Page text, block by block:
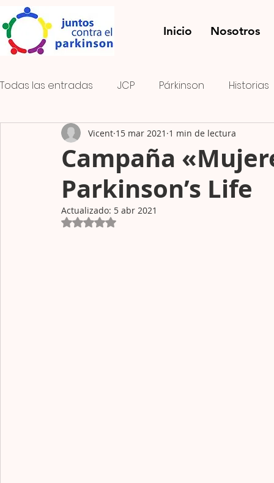
Inicio Nosotros
Todas las entradas JCP Párkinson Historias
Onda PK El rayo verde FOMENTO DEL
Concurso de fotografía
Campaña
Parkinson’s Life
Vicent 15 mar 2021 1 min de lectura
Actualizado: 5 abr 2021
Obtuvo NaN de 5 estrellas.